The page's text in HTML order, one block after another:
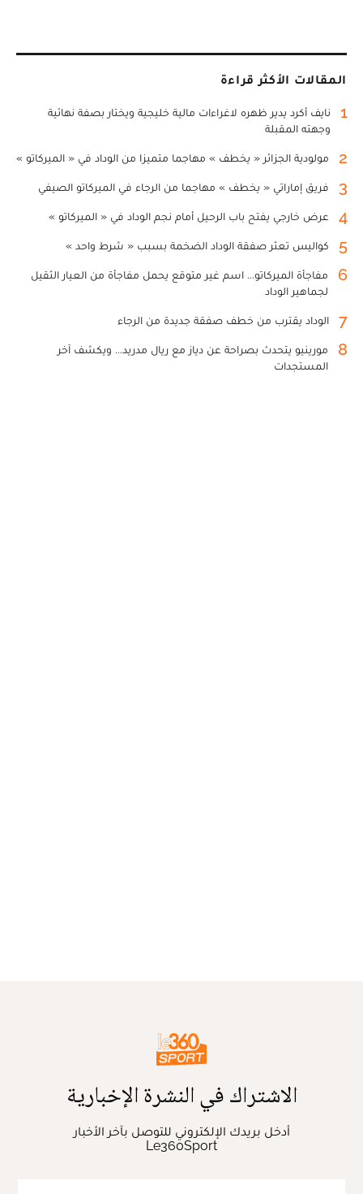
المقالات الأكثر قراءة
1
نايف أكرد يدير ظهره لاغراءات مالية خليجية ويختار بصفة نهائية
وجهته المقبلة
2 مولودية الجزائر « يخطف » مهاجما متميزا من الوداد في « الميركاتو »
3 فريق إماراتي « يخطف » مهاجما من الرجاء في الميركاتو الصيفي
4 عرض خارجي يفتح باب الرحيل أمام نجم الوداد في « الميركاتو »
5 كواليس تعثر صفقة الوداد الضخمة بسبب « شرط واحد »
6
مفاجأة الميركاتو... اسم غير متوقع يحمل مفاجأة من العيار الثقيل
لجماهير الوداد
7 الوداد يقترب من خطف صفقة جديدة من الرجاء
8
مورينيو يتحدث بصراحة عن دياز مع ريال مدريد... ويكشف آخر
المستجدات
الاشتراك في النشرة الإخبارية
أدخل بريدك الإلكتروني للتوصل بآخر الأخبار
Le360Sport